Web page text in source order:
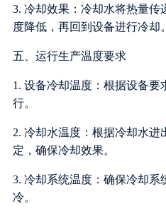
3. 冷却效果：冷却水将热量传
度降低，再回到设备进行冷却。
五、运行生产温度要求
1. 设备冷却温度：根据设备要
行。
2. 冷却水温度：根据冷却水进
定，确保冷却效果。
3. 冷却系统温度：确保冷却系
冷。